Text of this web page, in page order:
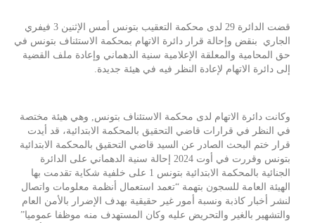
قضت الدائرة 29 لدى محكمة التعقيب بتونس أمس الإثنين 3 فيفري
الجاري بنقض وإحالة قرار دائرة الاتهام بمحكمة الاستئناف بتونس في
حق المحامية والمعلقة الإعلامية سنية الدهماني وإعادة ملف القضية
إلى دائرة الاتهام لإعادة النظر فيه في هيئة جديدة.
وكانت دائرة الاتهام لدى محكمة الاستئناف بتونس, وهي هيئة مختصة
في النظر في قرارات قاضي التحقيق بالمحكمة الابتدائية، قد أيدت
قرار ختم البحث الصادر عن السيد قاضي التحقيق بالمحكمة الابتدائية
بتونس وقررت في أوت 2024 إحالة سنية الدهماني على الدائرة
الجنائية بالمحكمة الابتدائية بتونس 1 على خلفية شكاية تقدمت بها
الهيئة العامة للسجون بتهمة “تعمد استعمال أنظمة معلومات واتصال
لنشر أخبار كاذبة ونسبة أمور غير حقيقية بهدف الإضرار بالأمن العام
والتشهير بالغير والتحريض عليه وكان المستهدف منه موظفا عموميا”